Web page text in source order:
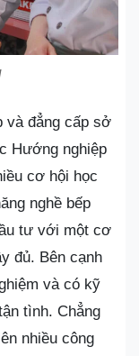
và đẳng cấp sở
Hướng nghiệp
cơ hội học
nghề bếp
tư với một cơ
đủ. Bên cạnh
và có kỹ
tình. Chẳng
nhiều công